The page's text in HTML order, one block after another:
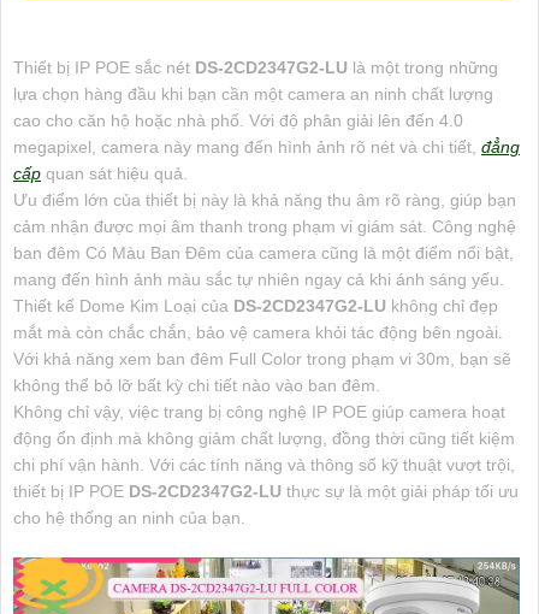
Thiết bị IP POE sắc nét DS-2CD2347G2-LU là một trong những
lựa chọn hàng đầu khi bạn cần một camera an ninh chất lượng
cao cho căn hộ hoặc nhà phố. Với độ phân giải lên đến 4.0
megapixel, camera này mang đến hình ảnh rõ nét và chi tiết, đẳng
cấp quan sát hiệu quả.
Ưu điểm lớn của thiết bị này là khả năng thu âm rõ ràng, giúp bạn
cảm nhận được mọi âm thanh trong phạm vi giám sát. Công nghệ
ban đêm Có Màu Ban Đêm của camera cũng là một điểm nổi bật,
mang đến hình ảnh màu sắc tự nhiên ngay cả khi ánh sáng yếu.
Thiết kế Dome Kim Loại của DS-2CD2347G2-LU không chỉ đẹp
mắt mà còn chắc chắn, bảo vệ camera khỏi tác động bên ngoài.
Với khả năng xem ban đêm Full Color trong phạm vi 30m, bạn sẽ
không thể bỏ lỡ bất kỳ chi tiết nào vào ban đêm.
Không chỉ vậy, việc trang bị công nghệ IP POE giúp camera hoạt
động ổn định mà không giảm chất lượng, đồng thời cũng tiết kiệm
chi phí vận hành. Với các tính năng và thông số kỹ thuật vượt trội,
thiết bị IP POE DS-2CD2347G2-LU thực sự là một giải pháp tối ưu
cho hệ thống an ninh của bạn.